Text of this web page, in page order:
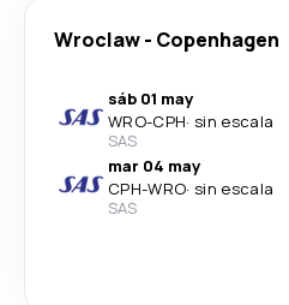
Wroclaw- Copenhagen
sáb 01 may
WRO-CPH· sin escala
SAS
mar 04 may
CPH-WRO· sin escala
SAS